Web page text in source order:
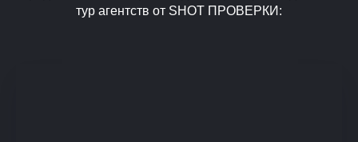
тур агентств от SHOT ПРОВЕРКИ: